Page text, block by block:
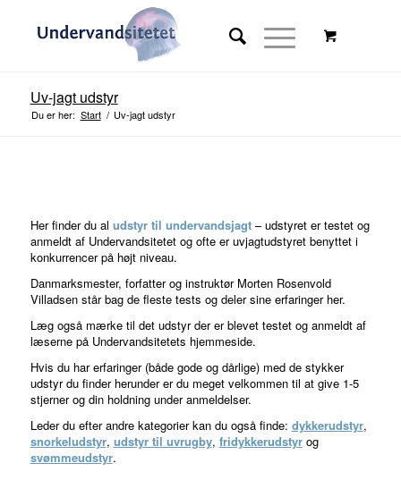
Uv-jagt udstyr
Du er her: Start / Uv-jagt udstyr
Her finder du al udstyr til undervandsjagt– udstyret er testet og
anmeldt af Undervandsitetet og ofte er uvjagtudstyret benyttet i
konkurrencer på højt niveau.
Danmarksmester, forfatter og instruktør Morten Rosenvold
Villadsen står bag de fleste tests og deler sine erfaringer her.
Læg også mærke til det udstyr der er blevet testet og anmeldt af
læserne på Undervandsitetets hjemmeside.
Hvis du har erfaringer (både gode og dårlige) med de stykker
udstyr du finder herunder er du meget velkommen til at give 1-5
stjerner og din holdning under anmeldelser.
Leder du efter andre kategorier kan du også finde: dykkerudstyr,
snorkeludstyr, udstyr til uvrugby, fridykkerudstyrog
svømmeudstyr.
Stor rabat på online kursus
med rabatkode i resten af